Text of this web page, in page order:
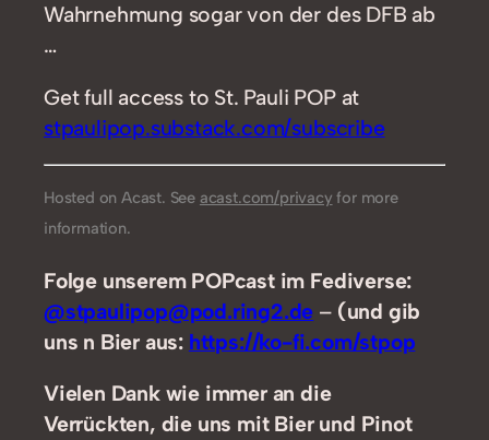
Wahrnehmung sogar von der des DFB ab
…
Get full access to St. Pauli POP at
stpaulipop.substack.com/subscribe
Hosted on Acast. See acast.com/privacy for more
information.
Folge unserem POPcast im Fediverse:
@stpaulipop@pod.ring2.de – (und gib
uns n Bier aus: https://ko-fi.com/stpop
Vielen Dank wie immer an die
Verrückten, die uns mit Bier und Pinot